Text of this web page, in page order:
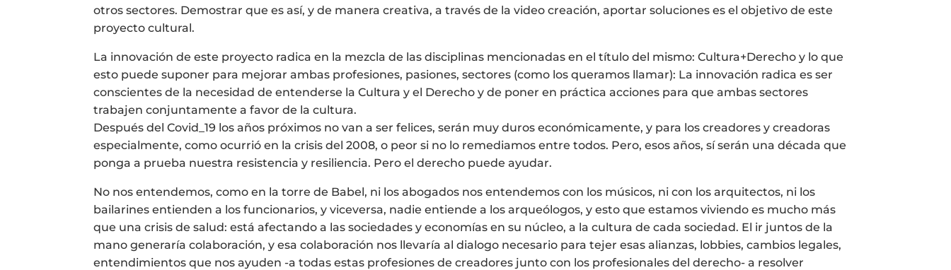
otros sectores. Demostrar que es así, y de manera creativa, a través de la video creación, aportar soluciones es el objetivo de este
proyecto cultural.
La innovación de este proyecto radica en la mezcla de las disciplinas mencionadas en el título del mismo: Cultura+Derecho y lo que
esto puede suponer para mejorar ambas profesiones, pasiones, sectores (como los queramos llamar): La innovación radica es ser
conscientes de la necesidad de entenderse la Cultura y el Derecho y de poner en práctica acciones para que ambas sectores
trabajen conjuntamente a favor de la cultura.
Después del Covid_19 los años próximos no van a ser felices, serán muy duros económicamente, y para los creadores y creadoras
especialmente, como ocurrió en la crisis del 2008, o peor si no lo remediamos entre todos. Pero, esos años, sí serán una década que
ponga a prueba nuestra resistencia y resiliencia. Pero el derecho puede ayudar.
No nos entendemos, como en la torre de Babel, ni los abogados nos entendemos con los músicos, ni con los arquitectos, ni los
bailarines entienden a los funcionarios, y viceversa, nadie entiende a los arqueólogos, y esto que estamos viviendo es mucho más
que una crisis de salud: está afectando a las sociedades y economías en su núcleo, a la cultura de cada sociedad. El ir juntos de la
mano generaría colaboración, y esa colaboración nos llevaría al dialogo necesario para tejer esas alianzas, lobbies, cambios legales,
entendimientos que nos ayuden -a todas estas profesiones de creadores junto con los profesionales del derecho- a resolver